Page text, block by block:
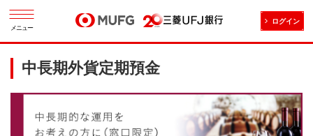
メニュー
ログイン
中長期外貨定期預金